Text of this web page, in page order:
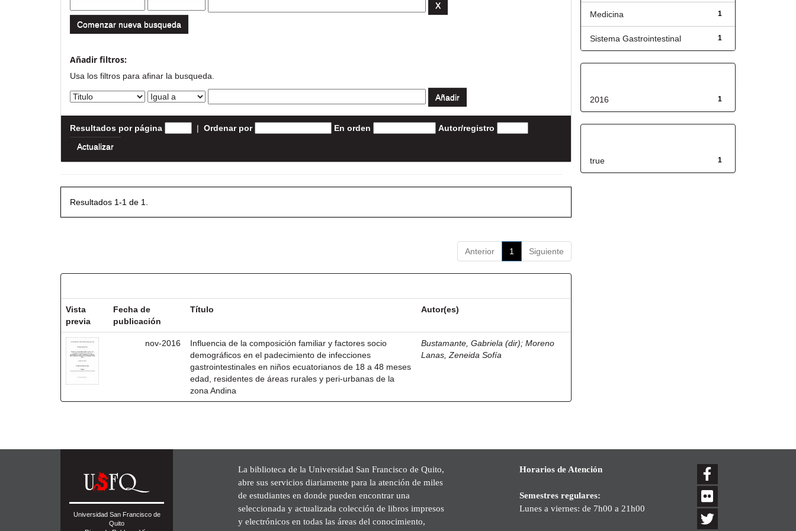
Comenzar nueva busqueda
Añadir filtros:
Usa los filtros para afinar la busqueda.
Resultados por página | Ordenar por En orden Autor/registro
Resultados 1-1 de 1.
Anterior 1 Siguiente
Vista
previa
Fecha de
publicación
Título Autor(es)
nov-2016
Influencia de la composición familiar y factores socio
demográficos en el padecimiento de infecciones
gastrointestinales en niños ecuatorianos de 18 a 48 meses
edad, residentes de áreas rurales y peri-urbanas de la
zona Andina
Bustamante, Gabriela (dir);Moreno
Lanas, Zeneida Sofía
1
Medicina
1
Sistema Gastrointestinal
1
2016
1
true
Universidad San Francisco de
Quito
La biblioteca de la Universidad San Francisco de Quito,
abre sus servicios diariamente para la atención de miles
de estudiantes en donde pueden encontrar una
seleccionada y actualizada colección de libros impresos
y electrónicos en todas las áreas del conocimiento,
Horarios de Atención
Semestres regulares:
Lunes a viernes: de 7h00 a 21h00